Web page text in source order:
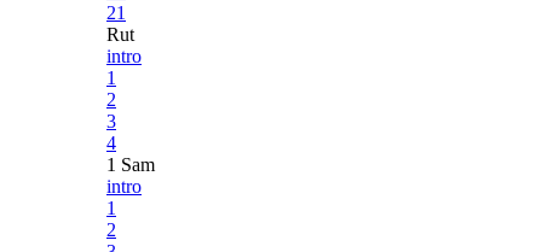
21
Rut
intro
1
2
3
4
1 Sam
intro
1
2